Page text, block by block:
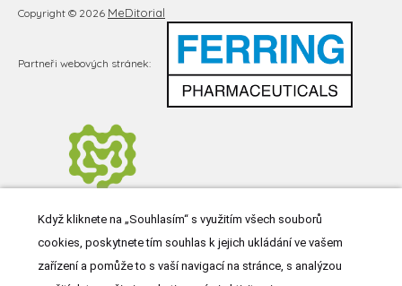
Copyright © 2026 MeDitorial
Partneři webových stránek:
Když kliknete na „Souhlasím“ s využitím všech souborů
cookies, poskytnete tím souhlas k jejich ukládání ve vašem
zařízení a pomůže to s vaší navigací na stránce, s analýzou